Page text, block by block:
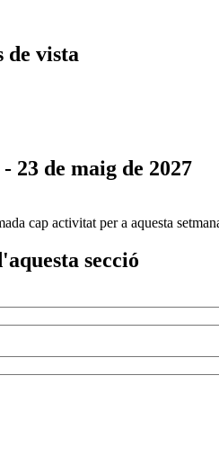
de vista
23 de maig de 2027
cap activitat per a aquesta
secció